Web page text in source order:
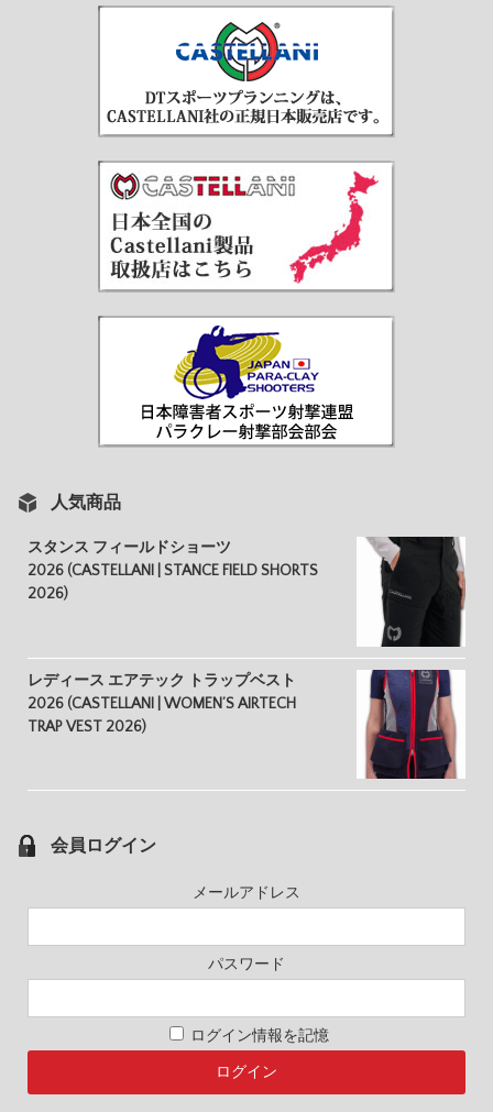
人気商品
スタンス フィールドショーツ
2026 (CASTELLANI | STANCE FIELD SHORTS
2026)
レディース エアテック トラップベスト
2026 (CASTELLANI | WOMEN’S AIRTECH
TRAP VEST 2026)
会員ログイン
メールアドレス
パスワード
ログイン情報を記憶